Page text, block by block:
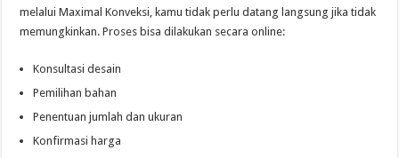
melalui Maximal Konveksi, kamu tidak perlu datang langsung jika tidak
memungkinkan. Proses bisa dilakukan secara online:
Konsultasi desain
Pemilihan bahan
Penentuan jumlah dan ukuran
Konfirmasi harga